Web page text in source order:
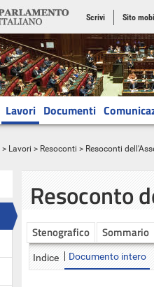
Scrivi Sito
Lavori Documenti
> Lavori > Resoconti > Resoconti
Resoconto
Stenografico Sommario
Indice Documento intero